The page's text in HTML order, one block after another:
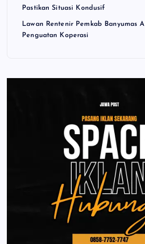
Pastikan Situasi Kondusif
Lawan Rentenir Pemkab Banyumas
Penguatan Koperasi